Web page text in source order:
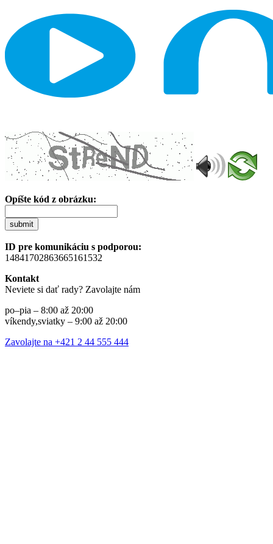
Opíšte kód z obrázku:
submit
ID pre komunikáciu s podporou:
14841702863665161532
Kontakt
Neviete si dať rady? Zavolajte nám
po–pia – 8:00 až 20:00
víkendy,sviatky – 9:00 až 20:00
Zavolajte na +421 2 44 555 444